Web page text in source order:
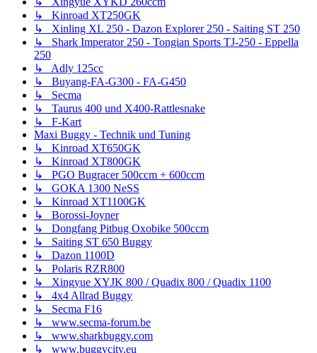
↳ Kinroad XT250GK
↳ Xinling XL 250 - Dazon Explorer 250 - Saiting ST 250
↳ Shark Imperator 250 - Tongian Sports TJ-250 - Eppella
250
↳ Adly 125cc
↳ Buyang-FA-G300 - FA-G450
↳ Secma
↳ Taurus 400 und X400-Rattlesnake
↳ F-Kart
Maxi Buggy - Technik und Tuning
↳ Kinroad XT650GK
↳ Kinroad XT800GK
↳ PGO Bugracer 500ccm + 600ccm
↳ GOKA 1300 NeSS
↳ Kinroad XT1100GK
↳ Borossi-Joyner
↳ Dongfang Pitbug Oxobike 500ccm
↳ Saiting ST 650 Buggy
↳ Dazon 1100D
↳ Polaris RZR800
↳ Xingyue XYJK 800 / Quadix 800 / Quadix 1100
↳ 4x4 Allrad Buggy
↳ Secma F16
↳ www.secma-forum.be
↳ www.sharkbuggy.com
↳ www.buggycity.eu